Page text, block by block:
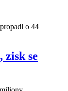
zisk se